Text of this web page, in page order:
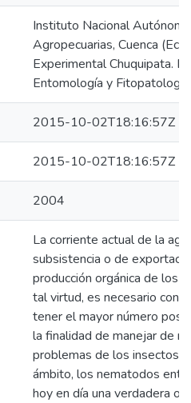
Instituto Nacional
Agropecuarias, Cuenca
Experimental Chuquipata.
Entomología y Fitopatología
2015-10-02T18:16:57Z
2015-10-02T18:16:57Z
2004
La corriente actual de la
subsistencia o de
producción orgánica de los
tal virtud, es necesario
tener el mayor número
la finalidad de manejar de
problemas de los insectos
ámbito, los nematodos
hoy en día una verdadera